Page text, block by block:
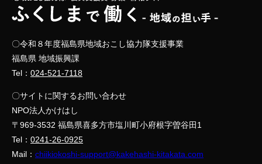
〇令和８年度福島県地域おこし協力隊支援事業
福島県 地域振興課
Tel： 024-521-7118
〇サイトに関するお問い合わせ
NPO法人かけはし
〒969-3532 福島県喜多方市塩川町小府根字曽谷田1
Tel： 0241-26-0925
Mail： chiikiokoshi-support@kakehashi-kitakata.com